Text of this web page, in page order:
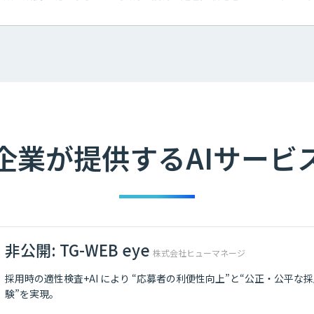
業が提供するAIサービ
非公開: TG-WEB eye 株式会社ヒューマネージ
採用時の適性検査+AI により “応募者の利便性向上”と“公正・公平な
験”を実現。